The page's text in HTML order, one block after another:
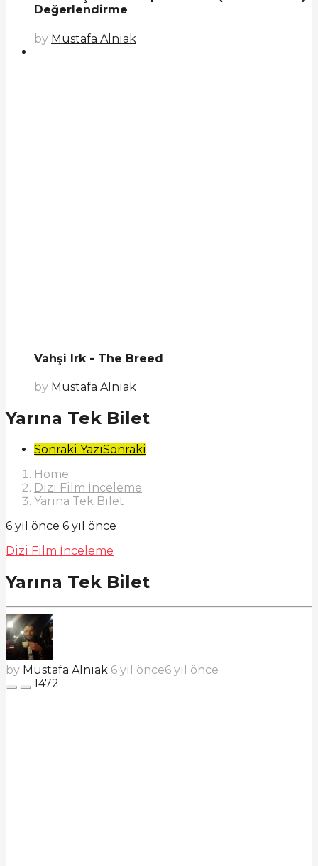
Değerlendirme
by Mustafa Alnıak
Vahşi Irk - The Breed
by Mustafa Alnıak
Yarına Tek Bilet
Post
Pagination
Sonraki YazıSonraki
Home
Dizi Film İnceleme
Yarına Tek Bilet
6 yıl önce 6 yıl önce
Dizi Film İnceleme
Yarına Tek Bilet
by Mustafa Alnıak 6 yıl önce6 yıl önce
1472